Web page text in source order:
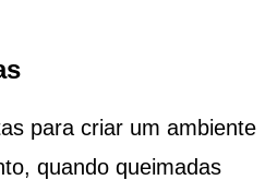
para criar um ambiente
quando queimadas